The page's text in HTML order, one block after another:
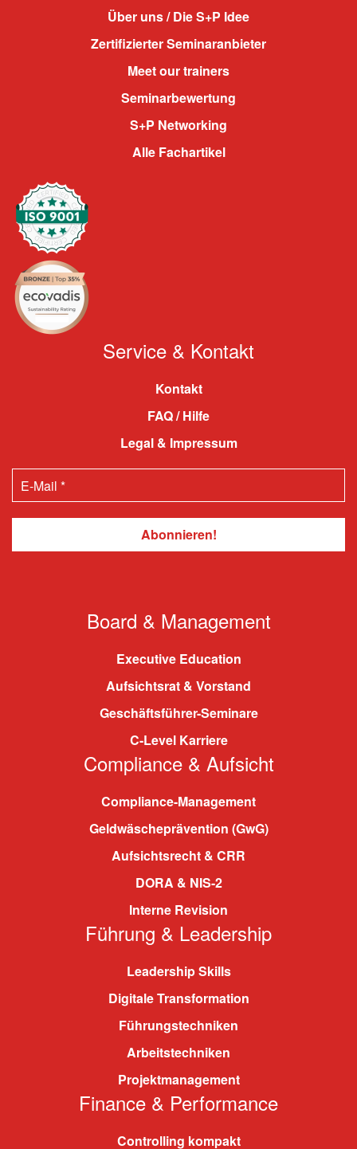
Über uns / Die S+P Idee
Zertifizierter Seminaranbieter
Meet our trainers
Seminarbewertung
S+P Networking
Alle Fachartikel
Service & Kontakt
Kontakt
FAQ / Hilfe
Legal & Impressum
Board & Management
Executive Education
Aufsichtsrat & Vorstand
Geschäftsführer-Seminare
C-Level Karriere
Compliance & Aufsicht
Compliance-Management
Geldwäscheprävention (GwG)
Aufsichtsrecht & CRR
DORA & NIS-2
Interne Revision
Führung & Leadership
Leadership Skills
Digitale Transformation
Führungstechniken
Arbeitstechniken
Projektmanagement
Finance & Performance
Controlling kompakt